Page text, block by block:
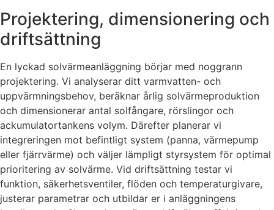
Projektering, dimensionering och
driftsättning
En lyckad solvärmeanläggning börjar med noggrann
projektering. Vi analyserar ditt varmvatten- och
uppvärmningsbehov, beräknar årlig solvärmeproduktion
och dimensionerar antal solfångare, rörslingor och
ackumulatortankens volym. Därefter planerar vi
integreringen mot befintligt system (panna, värmepump
eller fjärrvärme) och väljer lämpligt styrsystem för optimal
prioritering av solvärme. Vid driftsättning testar vi
funktion, säkerhetsventiler, flöden och temperaturgivare,
justerar parametrar och utbildar er i anläggningens